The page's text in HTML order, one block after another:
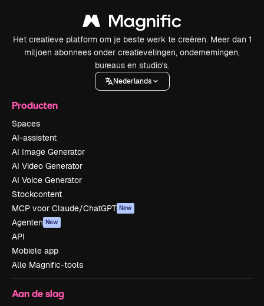
Het creatieve platform om je beste werk te creëren. Meer dan 1
miljoen abonnees onder creatievelingen, ondernemingen,
bureaus en studio's.
Nederlands
Producten
Spaces
AI-assistent
AI Image Generator
AI Video Generator
AI Voice Generator
Stockcontent
MCP voor Claude/ChatGPT New
Agenten New
API
Mobiele app
Alle Magnific-tools
Aan de slag